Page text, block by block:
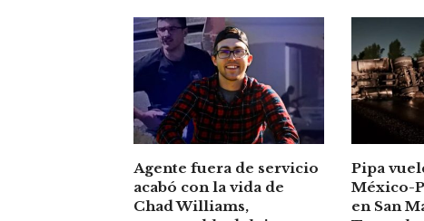
Agente fuera de servicio
acabó con la vida de
Chad Williams,
Pipa
México-
en San